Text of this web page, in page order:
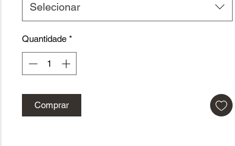
Selecionar
Quantidade *
Comprar